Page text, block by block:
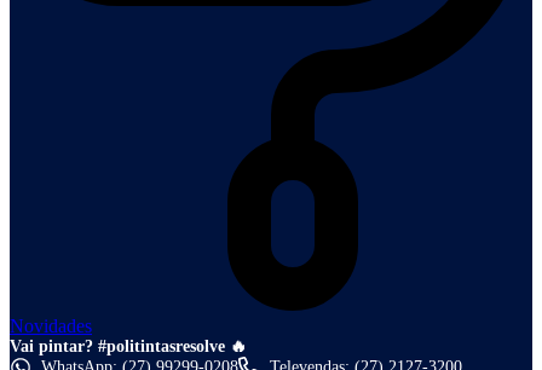
Novidades
Vai pintar? #politintasresolve 🔥